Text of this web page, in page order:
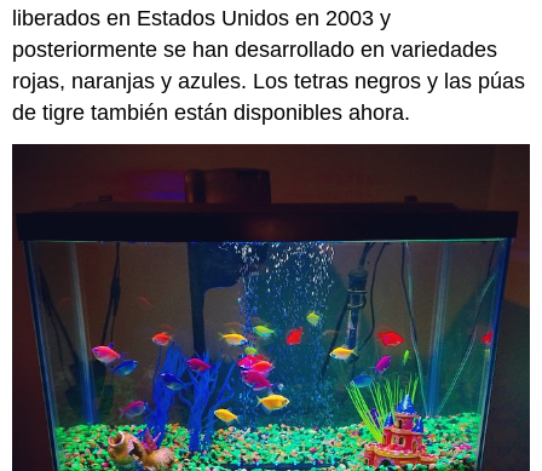
liberados en Estados Unidos en 2003 y
posteriormente se han desarrollado en variedades
rojas, naranjas y azules. Los tetras negros y las púas
de tigre también están disponibles ahora.